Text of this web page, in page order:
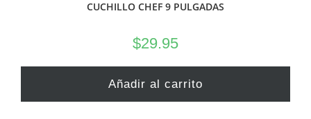
CUCHILLO CHEF 9 PULGADAS
$29.95
Añadir al carrito